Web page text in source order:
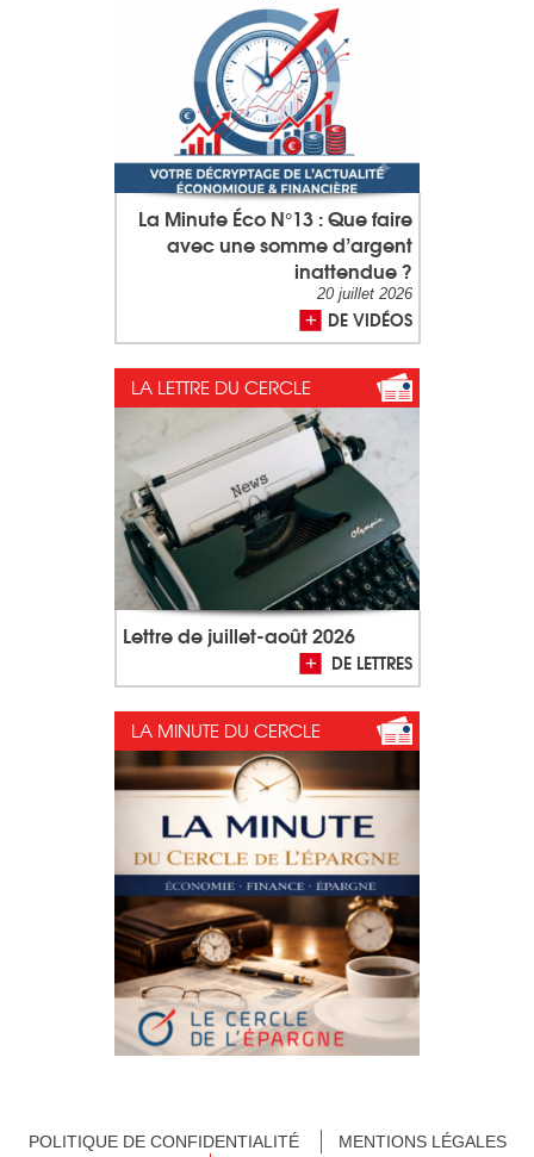
La Minute Éco N°13 : Que faire
avec une somme d’argent
inattendue ?
20 juillet 2026
DE VIDÉOS
LA LETTRE DU CERCLE
Lettre de juillet-août 2026
DE LETTRES
LA MINUTE DU CERCLE
POLITIQUE DE CONFIDENTIALITÉ
MENTIONS LÉGALES